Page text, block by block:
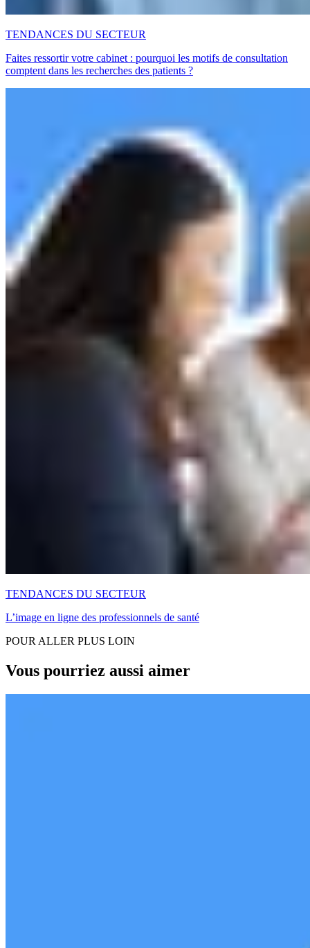
TENDANCES DU SECTEUR
Faites ressortir votre cabinet : pourquoi les motifs de consultation
comptent dans les recherches des patients ?
TENDANCES DU SECTEUR
L’image en ligne des professionnels de santé
POUR ALLER PLUS LOIN
Vous pourriez aussi aimer